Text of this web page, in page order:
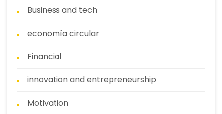
Business and tech
economía circular
Financial
innovation and entrepreneurship
Motivation